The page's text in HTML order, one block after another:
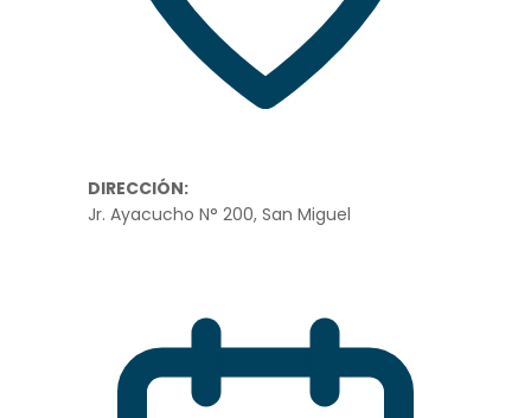
DIRECCIÓN:
Jr. Ayacucho N° 200, San Miguel